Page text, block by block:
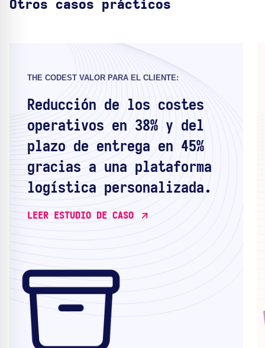
Otros casos prácticos
THE CODEST VALOR PARA EL CLIENTE:
Reducción de los costes
operativos en 38% y del
plazo de entrega en 45%
gracias a una plataforma
logística personalizada.
LEER ESTUDIO DE CASO